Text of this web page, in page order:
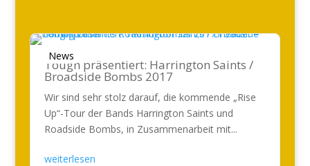
News
Tough präsentiert: Harrington Saints /
Broadside Bombs 2017
Wir sind sehr stolz darauf, die kommende „Rise
Up“-Tour der Bands Harrington Saints und
Roadside Bombs, in Zusammenarbeit mit...
weiterlesen